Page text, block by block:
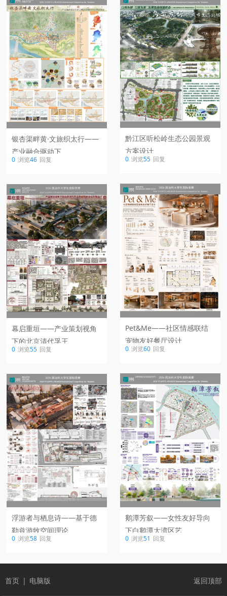
银杏渠畔黄·文旅织太行——
产业融合驱动下
0 浏览46 回复
幕启重垣——产业策划视角
下的北京清代孚王
0 浏览55 回复
浮游者与栖息诗——基于德
勒兹游牧空间理论
0 浏览58 回复
黔江区听松岭生态公园景观
方案设计
0 浏览55 回复
Pet&Me——社区情感联结
宠物友好餐厅设计
0 浏览60 回复
鹅潭芳叙——女性友好导向
下白鹅潭大湾区艺
0 浏览51 回复
首页 | 电脑版 返回顶部